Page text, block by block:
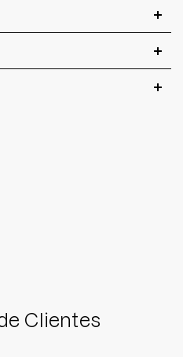
Clientes